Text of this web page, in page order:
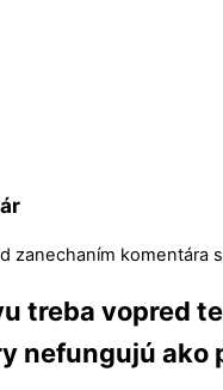
zanechaním komentára
treba vopred
nefungujú ako